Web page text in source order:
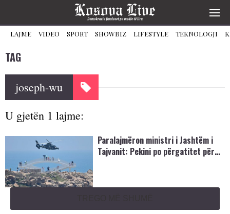
LAJME VIDEO SPORT SHOWBIZ LIFESTYLE TEKNOLOGJI
TAG
joseph-wu
U gjetën 1 lajme:
Paralajmëron ministri i Jashtëm i
Tajvanit: Pekini po përgatitet për…